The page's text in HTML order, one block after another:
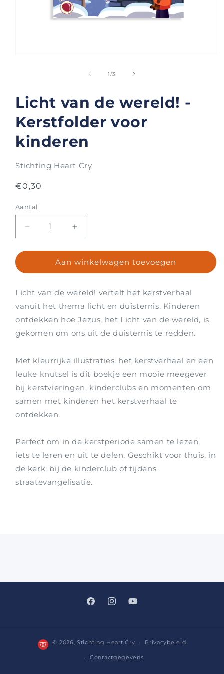
1/van
3
Licht van de wereld! -
Kerstfolder voor
kinderen
Stichting Heart Cry
Normale
€0,30
Aantal
Aantal
Aantal
verlagen
voor
van
wereld!
-
Kerstfolder
voor
kinderen
Aantal
verhogen
voor
Licht
van
wereld!
-
Kerstfolder
voor
kinderen
Aan winkelwagen toevoegen
Licht van de wereld! vertelt het kerstverhaal
vanuit het thema licht en duisternis. Kinderen
ontdekken hoe Jezus, het Licht van de wereld, is
gekomen om ons uit de duisternis te redden.
Met kleurrijke illustraties, het kerstverhaal en een
leuke knutsel is dit boekje een mooie meegever
bij kerstvieringen, kinderclubs en momenten om
samen met kinderen het kerstverhaal te
ontdekken.
Perfect om in de kerstperiode samen te lezen,
iets te leren en uit te delen. Geschikt voor thuis, in
de kerk, bij de kinderclub of tijdens
straatevangelisatie.
FacebookInstagramYouTube
© 2026,Stichting Heart Cry Privacybeleid
Contactgegevens